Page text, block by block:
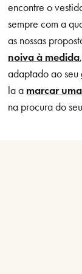
encontre o
sempre com a
as nossas
noiva à medida
adaptado ao seu
la a marcar
na procura do